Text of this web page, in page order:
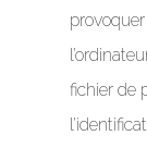
fichier de